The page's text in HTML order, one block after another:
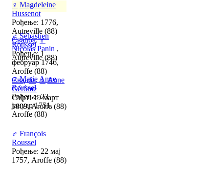
♀ Magdeleine
Hussenot
Рођење: 1776,
Autreville (88)
Свадба:♂
Nicolas Panin ,
Autreville (88)
♂ Sébastien
Roussel
Рођење: 1
фебруар 1746,
Aroffe (88)
Свадба:♀ Anne
Gérôme
Смрт: 19 март
1809, Aroffe (88)
♀ Marie Anne
Roussel
Рођење: 23
јануар 1751,
Aroffe (88)
♂ François
Roussel
Рођење: 22 мај
1757, Aroffe (88)